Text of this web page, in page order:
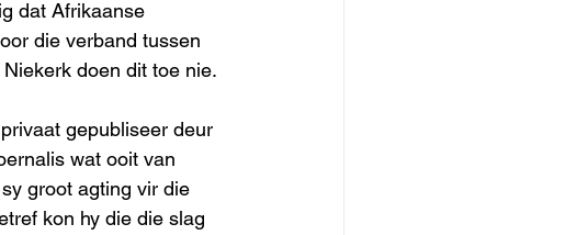
dat Afrikaanse
die verband tussen
doen dit toe nie.
gepubliseer deur
wat ooit van
groot agting vir die
kon hy die die slag